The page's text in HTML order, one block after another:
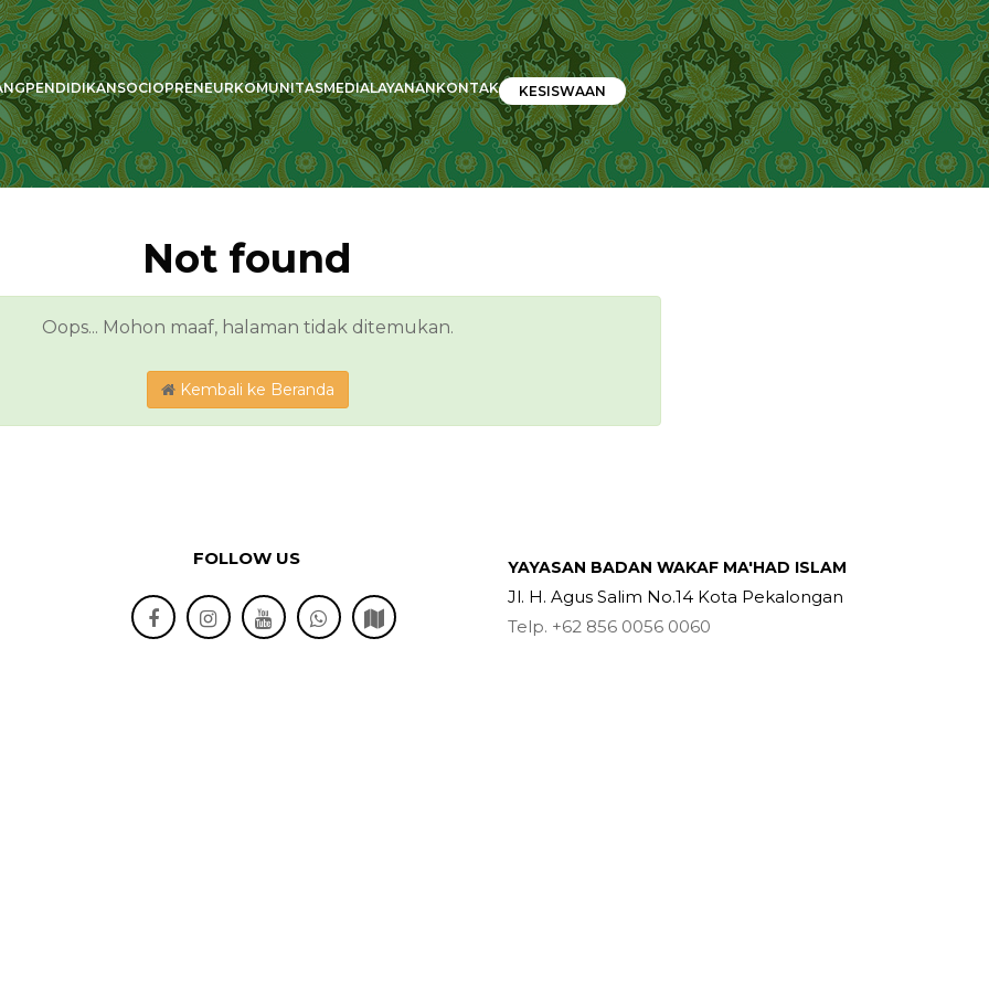
PENDIDIKANSOCIOPRENEURKOMUNITASMEDIALAYANANKONTAK KESISWAAN
Not found
Oops... Mohon maaf, halaman tidak ditemukan.
Kembali ke Beranda
FOLLOW US YAYASAN BADAN WAKAF MA'HAD ISLAM
Jl. H. Agus Salim No.14 Kota Pekalongan
Telp. +62 856 0056 0060